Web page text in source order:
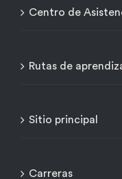
Centro de
Rutas de
Sitio principal
Carreras